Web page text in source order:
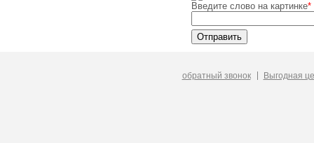
Введите слово на картинке*
обратный звонок Выгодная